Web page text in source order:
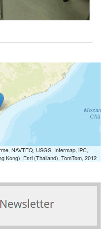
NAVTEQ, USGS, Intermap, iPC,
Kong), Esri (Thailand), TomTom, 2012